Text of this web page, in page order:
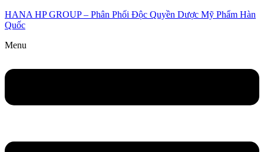
HANA HP GROUP – Phân Phối Độc Quyền Dược Mỹ Phẩm Hàn
Quốc
Menu